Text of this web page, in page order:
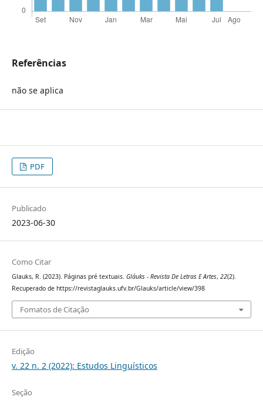
Referências
não se aplica
PDF
Publicado
2023-06-30
Como Citar
Glauks, R. (2023). Páginas pré textuais. Gláuks - Revista De Letras E Artes, 22(2).
Recuperado de https://revistaglauks.ufv.br/Glauks/article/view/398
Fomatos de Citação
Edição
v. 22 n. 2 (2022): Estudos Linguísticos
Seção